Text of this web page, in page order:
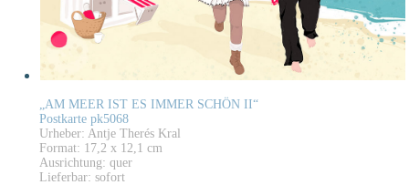
„AM MEER IST ES IMMER SCHÖN II“
Postkarte pk5068
Urheber: Antje Therés Kral
Format: 17,2 x 12,1 cm
Ausrichtung: quer
Lieferbar: sofort